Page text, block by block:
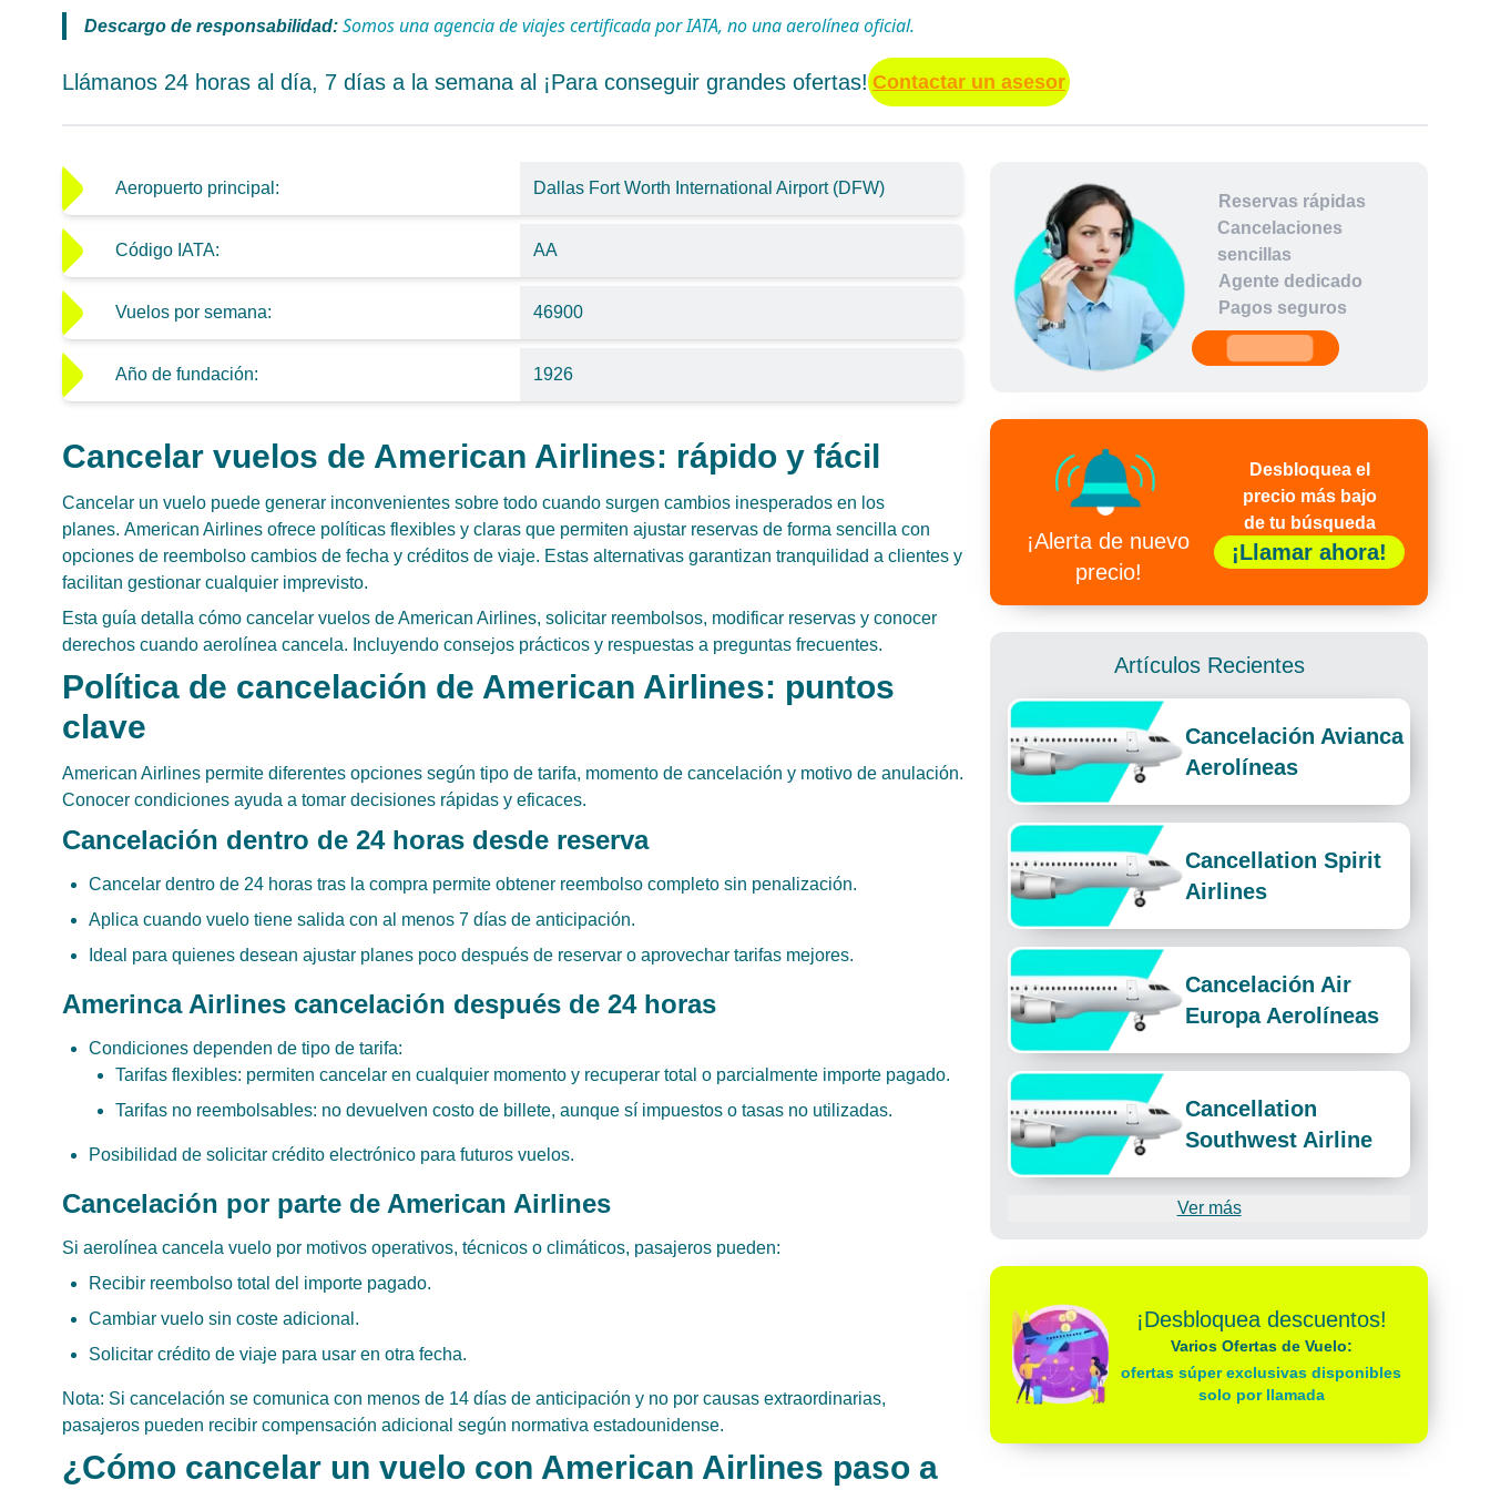
Descargo de responsabilidad: Somos una agencia de viajes certificada por IATA, no una aerolínea oficial.
Llámanos 24 horas al día, 7 días a la semana al ¡Para conseguir grandes ofertas! Contactar un asesor
Aeropuerto principal: Dallas Fort Worth International Airport (DFW)
Código IATA: AA
Vuelos por semana: 46900
Año de fundación: 1926
Cancelar vuelos de American Airlines: rápido y fácil
Cancelar un vuelo puede generar inconvenientes sobre todo cuando surgen cambios inesperados en los
planes. American Airlines ofrece políticas flexibles y claras que permiten ajustar reservas de forma sencilla con
opciones de reembolso cambios de fecha y créditos de viaje. Estas alternativas garantizan tranquilidad a clientes y
facilitan gestionar cualquier imprevisto.
Esta guía detalla cómo cancelar vuelos de American Airlines, solicitar reembolsos, modificar reservas y conocer
derechos cuando aerolínea cancela. Incluyendo consejos prácticos y respuestas a preguntas frecuentes.
Política de cancelación de American Airlines: puntos
clave
American Airlines permite diferentes opciones según tipo de tarifa, momento de cancelación y motivo de anulación.
Conocer condiciones ayuda a tomar decisiones rápidas y eficaces.
Cancelación dentro de 24 horas desde reserva
Cancelar dentro de 24 horas tras la compra permite obtener reembolso completo sin penalización.
Aplica cuando vuelo tiene salida con al menos 7 días de anticipación.
Ideal para quienes desean ajustar planes poco después de reservar o aprovechar tarifas mejores.
Amerinca Airlines cancelación después de 24 horas
Condiciones dependen de tipo de tarifa:
Tarifas flexibles: permiten cancelar en cualquier momento y recuperar total o parcialmente importe pagado.
Tarifas no reembolsables: no devuelven costo de billete, aunque sí impuestos o tasas no utilizadas.
Posibilidad de solicitar crédito electrónico para futuros vuelos.
Cancelación por parte de American Airlines
Si aerolínea cancela vuelo por motivos operativos, técnicos o climáticos, pasajeros pueden:
Recibir reembolso total del importe pagado.
Cambiar vuelo sin coste adicional.
Solicitar crédito de viaje para usar en otra fecha.
Nota: Si cancelación se comunica con menos de 14 días de anticipación y no por causas extraordinarias,
pasajeros pueden recibir compensación adicional según normativa estadounidense.
¿Cómo cancelar un vuelo con American Airlines paso a
Reservas rápidas
Cancelaciones
sencillas
Agente dedicado
Pagos seguros
¡Alerta de nuevo
precio!
Desbloquea el
precio más bajo
de tu búsqueda
¡Llamar ahora!
Artículos Recientes
Cancelación Avianca
Aerolíneas
Cancellation Spirit
Airlines
Cancelación Air
Europa Aerolíneas
Cancellation
Southwest Airline
Ver más
¡Desbloquea descuentos!
Varios Ofertas de Vuelo:
ofertas súper exclusivas disponibles
solo por llamada